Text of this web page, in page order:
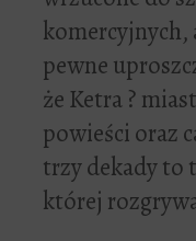
komercyjnych,
pewne
że Ketra ?
powieści oraz
trzy dekady to
której